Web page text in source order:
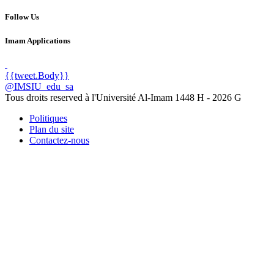
Follow Us
Imam Applications
{{tweet.Body}}
@IMSIU_edu_sa
Tous droits reserved à l'Université Al-Imam 1448 H - 2026 G
Politiques
Plan du site
Contactez-nous